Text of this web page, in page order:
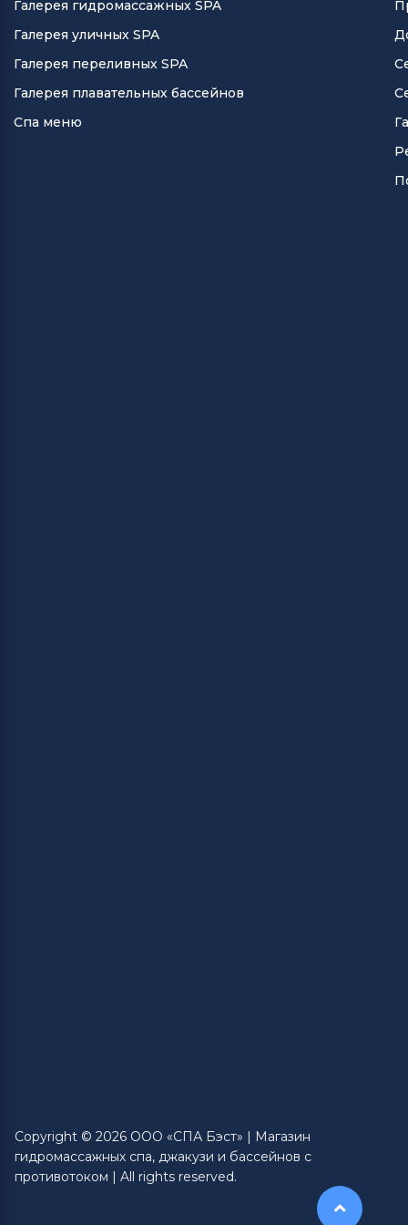
Галерея гидромассажных SPA
Галерея уличных SPA
Галерея переливных SPA
Галерея плавательных бассейнов
Спа меню
Copyright © 2026 ООО «СПА Бэст» | Магазин
гидромассажных спа, джакузи и бассейнов с
противотоком | All rights reserved.